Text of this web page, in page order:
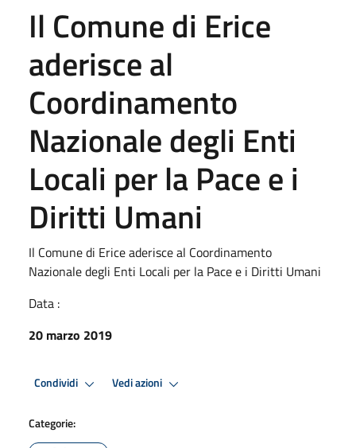
Il Comune di Erice
aderisce al
Coordinamento
Nazionale degli Enti
Locali per la Pace e i
Diritti Umani
Il Comune di Erice aderisce al Coordinamento
Nazionale degli Enti Locali per la Pace e i Diritti Umani
Data :
20 marzo 2019
Condividi Vedi azioni
Categorie: